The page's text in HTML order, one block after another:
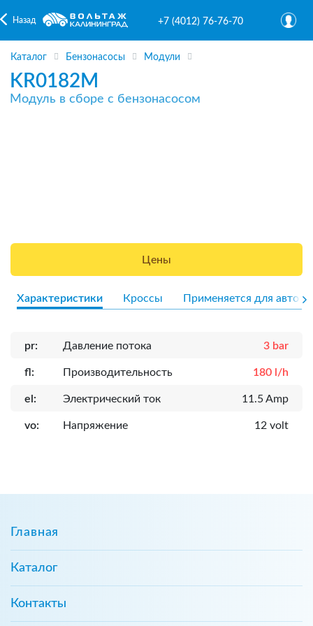
Назад +7 (4012) 76-76-70
Каталог Бензонасосы Модули
KR0182M
Модуль в сборе с бензонасосом
Цены
Характеристики Кроссы Применяется для авто
pr: Давление потока 3 bar
fl: Производительность 180 l/h
el: Электрический ток 11.5 Amp
vo: Напряжение 12 volt
Главная
Каталог
Контакты